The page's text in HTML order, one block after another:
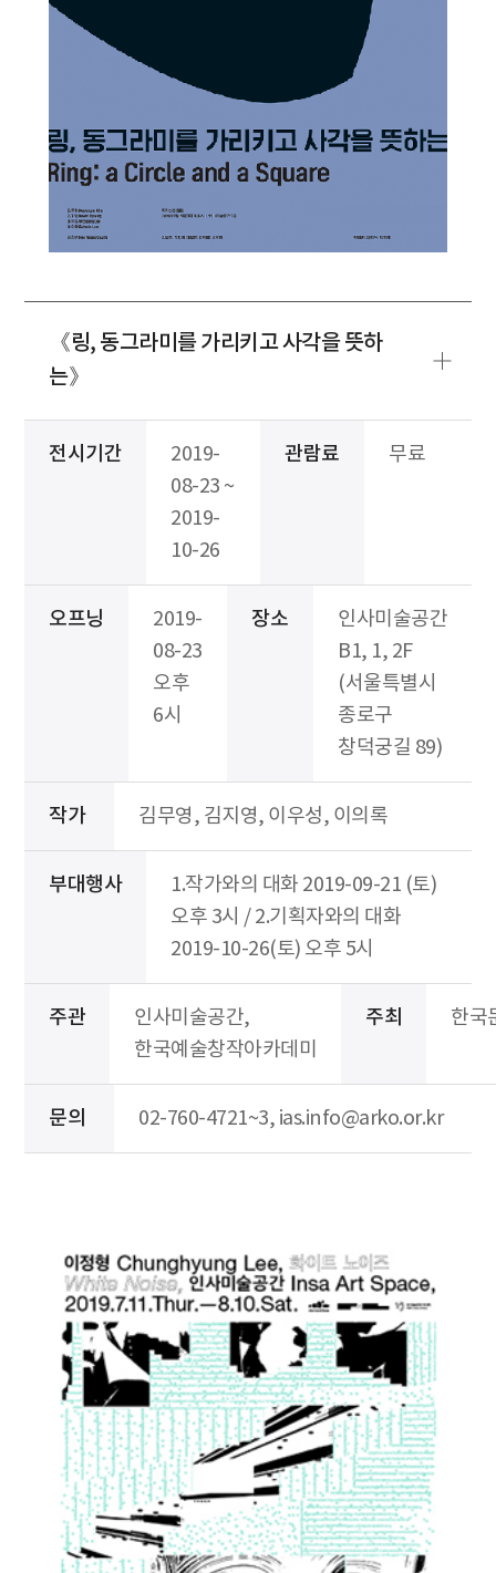
《링, 동그라미를 가리키고 사각을 뜻하
는》
전시기간
2019-
08-23 ~
2019-
10-26
관람료 무료
오프닝
2019-
08-23
오후
6시
장소
인사미술공간
B1, 1, 2F
(서울특별시
종로구
창덕궁길 89)
작가 김무영, 김지영, 이우성, 이의록
부대행사
1.작가와의 대화 2019-09-21 (토)
오후 3시 / 2.기획자와의 대화
2019-10-26(토) 오후 5시
주관
인사미술공간,
한국예술창작아카데미
주최 한국
문의 02-760-4721~3, ias.info@arko.or.kr